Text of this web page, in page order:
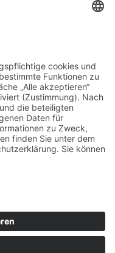
akademie.de (pdf)
Augsburg